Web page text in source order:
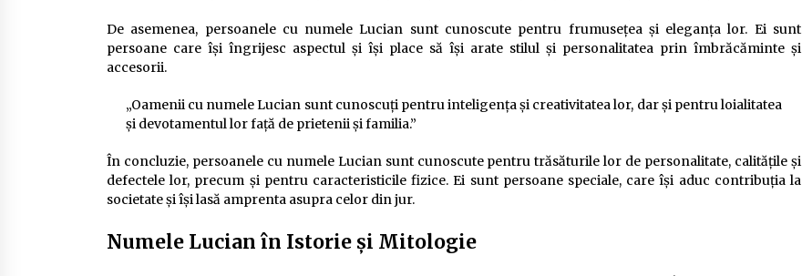
De asemenea, persoanele cu numele Lucian sunt cunoscute pentru frumusețea și eleganța lor. Ei sunt
persoane care își îngrijesc aspectul și își place să își arate stilul și personalitatea prin îmbrăcăminte și
accesorii.
„Oamenii cu numele Lucian sunt cunoscuți pentru inteligența și creativitatea lor, dar și pentru loialitatea
și devotamentul lor față de prietenii și familia.”
În concluzie, persoanele cu numele Lucian sunt cunoscute pentru trăsăturile lor de personalitate, calitățile și
defectele lor, precum și pentru caracteristicile fizice. Ei sunt persoane speciale, care își aduc contribuția la
societate și își lasă amprenta asupra celor din jur.
Numele Lucian în Istorie și Mitologie